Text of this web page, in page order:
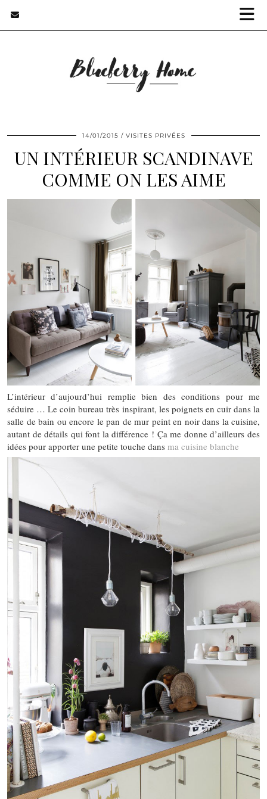
14/01/2015 VISITES PRIVÉES
UN INTÉRIEUR SCANDINAVE
COMME ON LES AIME
L’intérieur d’aujourd’hui remplie bien des conditions pour me
séduire … Le coin bureau très inspirant, les poignets en cuir dans la
salle de bain ou encore le pan de mur peint en noir dans la cuisine,
autant de détails qui font la différence ! Ça me donne d’ailleurs des
idées pour apporter une petite touche dans ma cuisine blanche